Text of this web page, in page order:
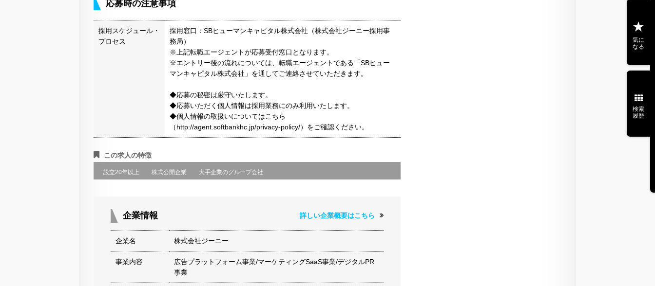
応募時の注意事項
採用スケジュール・
プロセス
採用窓口：SBヒューマンキャピタル株式会社（株式会社ジーニー採用事
務局）
※上記転職エージェントが応募受付窓口となります。
※エントリー後の流れについては、転職エージェントである「SBヒュー
マンキャピタル株式会社」を通してご連絡させていただきます。
◆応募の秘密は厳守いたします。
◆応募いただく個人情報は採用業務にのみ利用いたします。
◆個人情報の取扱いについてはこちら
（http://agent.softbankhc.jp/privacy-policy/）をご確認ください。
この求人の特徴
設立20年以上 株式公開企業 大手企業のグループ会社
企業情報 詳しい企業概要はこちら
企業名 株式会社ジーニー
事業内容
広告プラットフォーム事業/マーケティングSaaS事業/デジタルPR
事業
気に
なる
検索
履歴